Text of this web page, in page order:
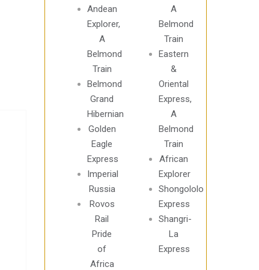
Andean
Explorer,
A
Belmond
Train
Belmond
Grand
Hibernian
Golden
Eagle
Express
Imperial
Russia
Rovos
Rail
Pride
of
Africa
A
Belmond
Train
Eastern
&
Oriental
Express,
A
Belmond
Train
African
Explorer
Shongololo
Express
Shangri-
La
Express